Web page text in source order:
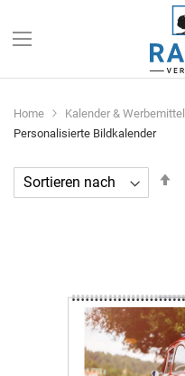
Home Kalender & Werbemittel
Personalisierte Bildkalender